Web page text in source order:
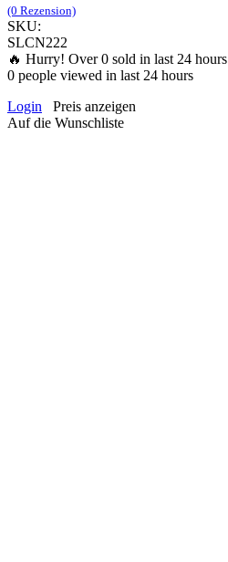
(0 Rezension)
SKU:
SLCN222
🔥 Hurry! Over0 sold in last 24 hours
0 people viewed in last 24 hours
Login
Preis anzeigen
Auf die Wunschliste